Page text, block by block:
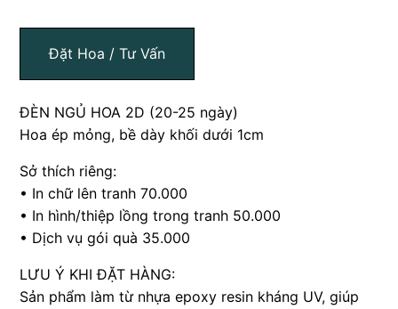
Đặt Hoa / Tư Vấn
ĐÈN NGỦ HOA 2D (20-25 ngày)
Hoa ép mỏng, bề dày khối dưới 1cm
Sở thích riêng:
• In chữ lên tranh 70.000
• In hình/thiệp lồng trong tranh 50.000
• Dịch vụ gói quà 35.000
LƯU Ý KHI ĐẶT HÀNG:
Sản phẩm làm từ nhựa epoxy resin kháng UV, giúp